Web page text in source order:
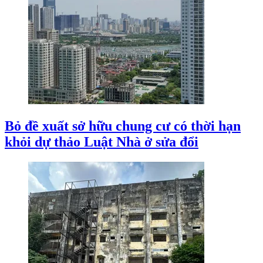
Bỏ đề xuất sở hữu chung cư có thời hạn
khỏi dự thảo Luật Nhà ở sửa đổi